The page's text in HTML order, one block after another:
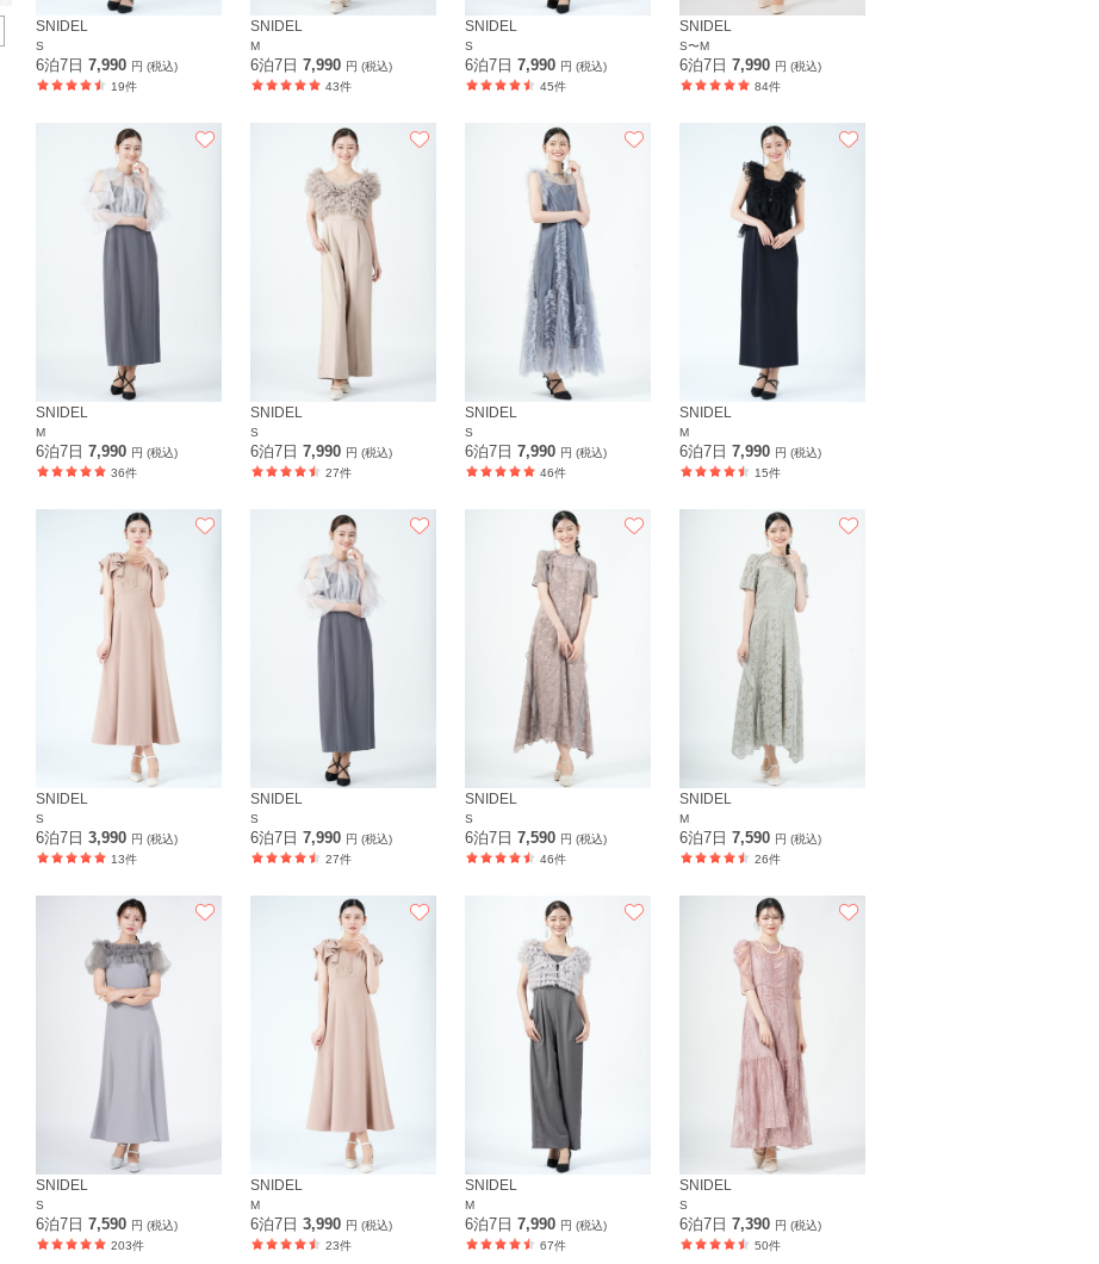
SNIDEL
S
6泊7日 7,990 円 (税込)
19件
SNIDEL
M
6泊7日 7,990 円 (税込)
43件
SNIDEL
S
6泊7日 7,990 円 (税込)
45件
SNIDEL
S〜M
6泊7日 7,990 円 (税込)
84件
SNIDEL
M
6泊7日 7,990 円 (税込)
36件
SNIDEL
S
6泊7日 7,990 円 (税込)
27件
SNIDEL
S
6泊7日 7,990 円 (税込)
46件
SNIDEL
M
6泊7日 7,990 円 (税込)
15件
SNIDEL
S
6泊7日 3,990 円 (税込)
13件
SNIDEL
S
6泊7日 7,990 円 (税込)
27件
SNIDEL
S
6泊7日 7,590 円 (税込)
46件
SNIDEL
M
6泊7日 7,590 円 (税込)
26件
SNIDEL
S
6泊7日 7,590 円 (税込)
203件
SNIDEL
M
6泊7日 3,990 円 (税込)
23件
SNIDEL
M
6泊7日 7,990 円 (税込)
67件
SNIDEL
S
6泊7日 7,390 円 (税込)
50件